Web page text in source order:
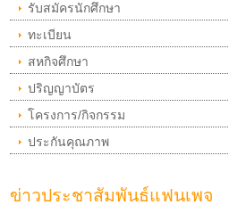
รับสมัครนักศึกษา
ทะเบียน
สหกิจศึกษา
ปริญญาบัตร
โครงการ/กิจกรรม
ประกันคุณภาพ
ข่าวประชาสัมพันธ์แฟนเพจ